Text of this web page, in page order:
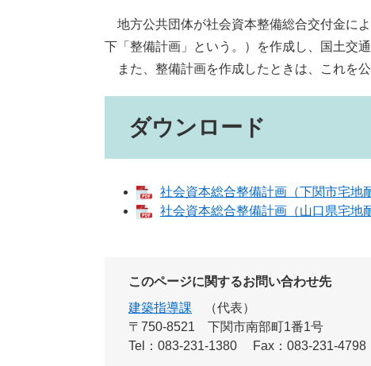
地方公共団体が社会資本整備総合交付金に
下「整備計画」という。）を作成し、国土交
また、整備計画を作成したときは、これを公
ダウンロード
社会資本総合整備計画（下関市宅地
社会資本総合整備計画（山口県宅地
このページに関するお問い合わせ先
建築指導課
代表
〒750-8521
下関市南部町1番1号
Tel：083-231-1380
Fax：083-231-4798